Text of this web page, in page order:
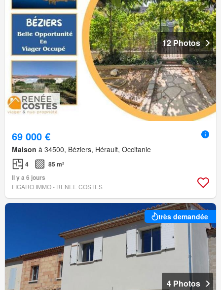
12 Photos
69 000 €
Maison à 34500, Béziers, Hérault, Occitanie
4
85 m²
Il y a 6 jours
FIGARO IMMO - RENEE COSTES
très demandée
4 Photos